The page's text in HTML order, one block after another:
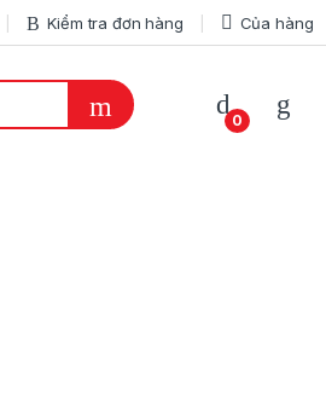
Kiểm tra đơn hàng Của hàng
0